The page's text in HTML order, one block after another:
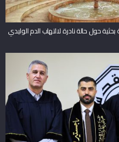
حول حالة نادرة لالتهاب الدم الوليدي